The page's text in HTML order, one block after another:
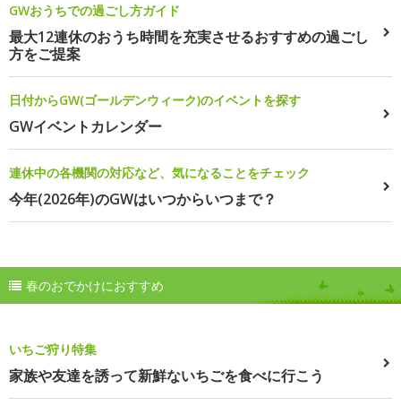
GWおうちでの過ごし方ガイド
最大12連休のおうち時間を充実させるおすすめの過ごし
方をご提案
日付からGW(ゴールデンウィーク)のイベントを探す
GWイベントカレンダー
連休中の各機関の対応など、気になることをチェック
今年(2026年)のGWはいつからいつまで？
春のおでかけにおすすめ
いちご狩り特集
家族や友達を誘って新鮮ないちごを食べに行こう